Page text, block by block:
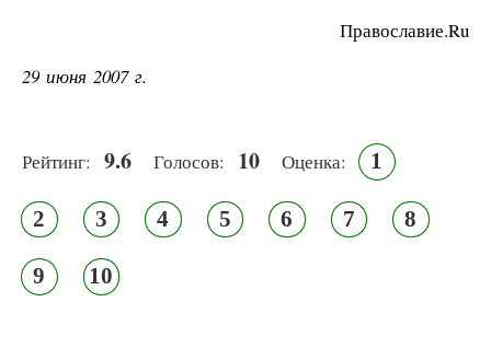
Православие.Ru
29 июня 2007 г.
Рейтинг: 9.6 Голосов: 10 Оценка: 1
2 3 4 5 6 7 8
9 10